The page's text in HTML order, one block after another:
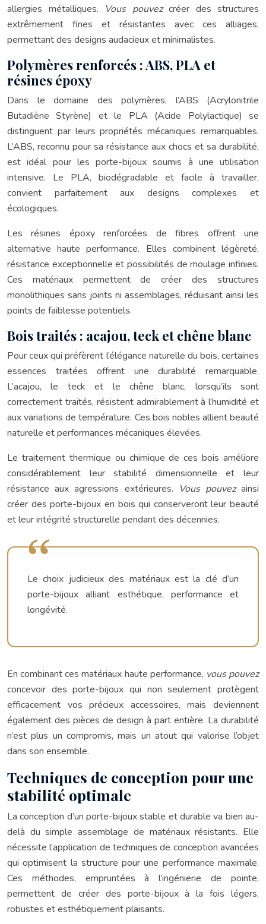
allergies métalliques. Vous pouvez créer des structures
extrêmement fines et résistantes avec ces alliages,
permettant des designs audacieux et minimalistes.
Polymères renforcés : ABS, PLA et
résines époxy
Dans le domaine des polymères, l’ABS (Acrylonitrile
Butadiène Styrène) et le PLA (Acide Polylactique) se
distinguent par leurs propriétés mécaniques remarquables.
L’ABS, reconnu pour sa résistance aux chocs et sa durabilité,
est idéal pour les porte-bijoux soumis à une utilisation
intensive. Le PLA, biodégradable et facile à travailler,
convient parfaitement aux designs complexes et
écologiques.
Les résines époxy renforcées de fibres offrent une
alternative haute performance. Elles combinent légèreté,
résistance exceptionnelle et possibilités de moulage infinies.
Ces matériaux permettent de créer des structures
monolithiques sans joints ni assemblages, réduisant ainsi les
points de faiblesse potentiels.
Bois traités : acajou, teck et chêne blanc
Pour ceux qui préfèrent l’élégance naturelle du bois, certaines
essences traitées offrent une durabilité remarquable.
L’acajou, le teck et le chêne blanc, lorsqu’ils sont
correctement traités, résistent admirablement à l’humidité et
aux variations de température. Ces bois nobles allient beauté
naturelle et performances mécaniques élevées.
Le traitement thermique ou chimique de ces bois améliore
considérablement leur stabilité dimensionnelle et leur
résistance aux agressions extérieures. Vous pouvezainsi
créer des porte-bijoux en bois qui conserveront leur beauté
et leur intégrité structurelle pendant des décennies.
Le choix judicieux des matériaux est la clé d’un
porte-bijoux alliant esthétique, performance et
longévité.
En combinant ces matériaux haute performance, vous pouvez
concevoir des porte-bijoux qui non seulement protègent
efficacement vos précieux accessoires, mais deviennent
également des pièces de design à part entière. La durabilité
n’est plus un compromis, mais un atout qui valorise l’objet
dans son ensemble.
Techniques de conception pour une
stabilité optimale
La conception d’un porte-bijoux stable et durable va bien au-
delà du simple assemblage de matériaux résistants. Elle
nécessite l’application de techniques de conception avancées
qui optimisent la structure pour une performance maximale.
Ces méthodes, empruntées à l’ingénierie de pointe,
permettent de créer des porte-bijoux à la fois légers,
robustes et esthétiquement plaisants.